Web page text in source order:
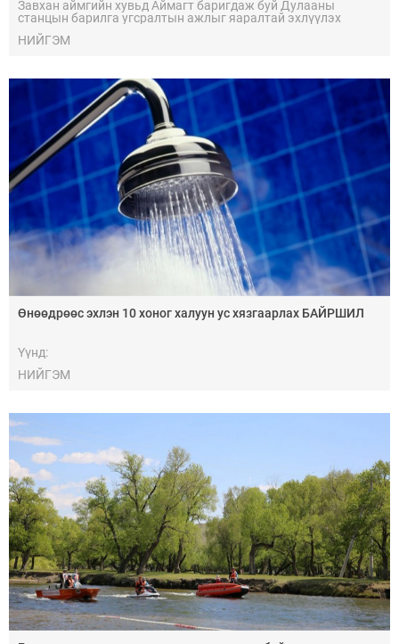
Завхан аймгийн хувьд Аймагт баригдаж буй Дулааны
станцын барилга угсралтын ажлыг яаралтай эхлүүлэх
НИЙГЭМ
Өнөөдрөөс эхлэн 10 хоног халуун ус хязгаарлах БАЙРШИЛ
Үүнд:
НИЙГЭМ